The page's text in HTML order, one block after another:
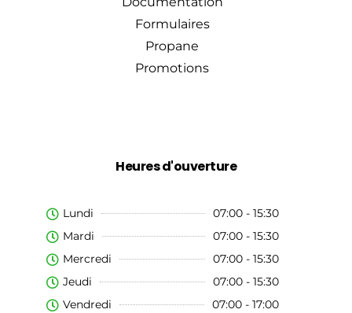
Formulaires
Propane
Promotions
Heures d'ouverture
Lundi
07:00 - 15:30
Mardi
07:00 - 15:30
Mercredi
07:00 - 15:30
Jeudi
07:00 - 15:30
Vendredi
07:00 - 17:00